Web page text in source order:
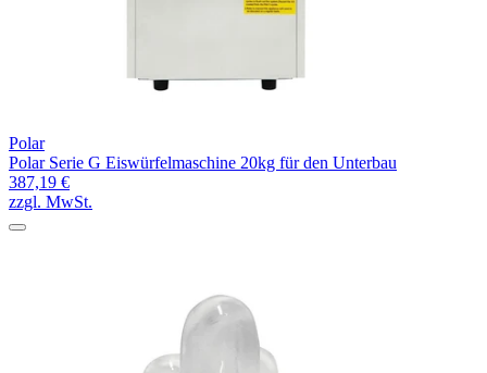
Polar
Polar Serie G Eiswürfelmaschine 20kg für den Unterbau
387,19 €
zzgl. MwSt.